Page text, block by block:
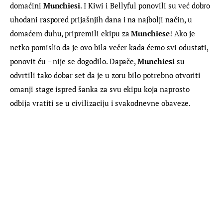
domaćini Munchiesi. I Kiwi i Bellyful ponovili su već dobro
uhodani raspored prijašnjih dana i na najbolji način, u
domaćem duhu, pripremili ekipu za Munchiese! Ako je
netko pomislio da je ovo bila večer kada ćemo svi odustati,
ponovit ću – nije se dogodilo. Dapače, Munchiesi su
odvrtili tako dobar set da je u zoru bilo potrebno otvoriti
omanji stage ispred šanka za svu ekipu koja naprosto
odbija vratiti se u civilizaciju i svakodnevne obaveze.